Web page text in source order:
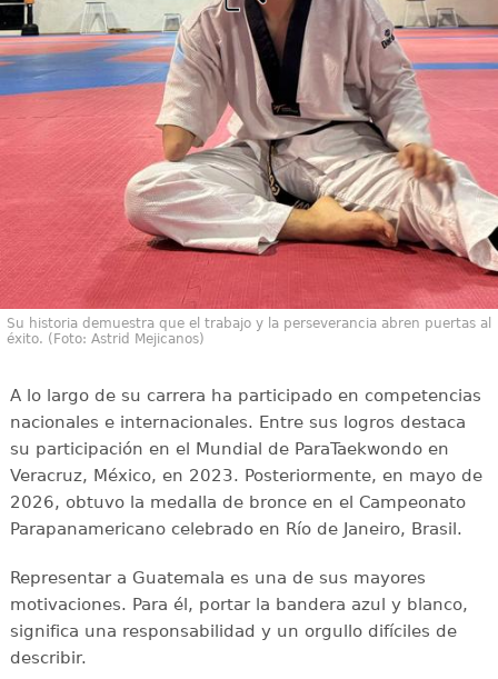
Su historia demuestra que el trabajo y la perseverancia abren puertas al
éxito. (Foto: Astrid Mejicanos)
A lo largo de su carrera ha participado en competencias
nacionales e internacionales. Entre sus logros destaca
su participación en el Mundial de ParaTaekwondo en
Veracruz, México, en 2023. Posteriormente, en mayo de
2026, obtuvo la medalla de bronce en el Campeonato
Parapanamericano celebrado en Río de Janeiro, Brasil.
Representar a Guatemala es una de sus mayores
motivaciones. Para él, portar la bandera azul y blanco,
significa una responsabilidad y un orgullo difíciles de
describir.